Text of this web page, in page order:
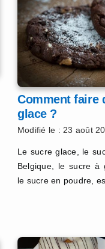
Comment faire
glace ?
Modifié le : 23 août
Le sucre glace, le
Belgique, le sucre à
le sucre en poudre,